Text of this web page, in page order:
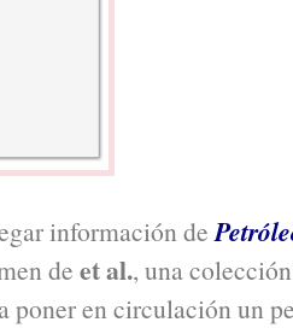
información de
de et al., una
poner en circulación un